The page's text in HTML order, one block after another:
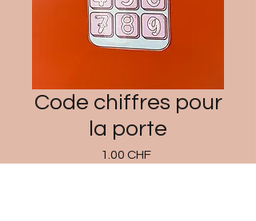
Code chiffres pour
la porte
1.00 CHFPrix